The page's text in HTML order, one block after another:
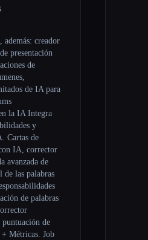
creador
presentación
de
de IA para
la IA Integra
y
Cartas de
IA, corrector
avanzada de
las palabras
de palabras
de
Métricas. Job